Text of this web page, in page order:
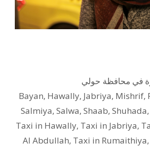
في محافظة حولي
Bayan, Hawally, Jabriya, Mishrif,
Salmiya, Salwa, Shaab, Shuhada,
Taxi in Hawally, Taxi in Jabriya,
Al Abdullah, Taxi in Rumaithiya,